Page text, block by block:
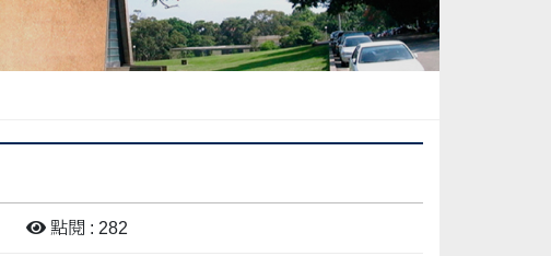
點閱 : 282